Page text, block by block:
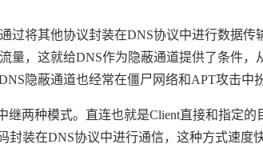
过将其他协议封装在DNS协议中进行数据传
流量，这就给DNS作为隐蔽通道提供了条件，
隐蔽通道也经常在僵尸网络和APT攻击中
继两种模式。直连也就是Client直接和指定的
封装在DNS协议中进行通信，这种方式速度